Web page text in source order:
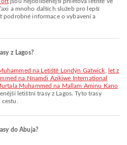
a mnoho dalších služeb pro lepší
podrobné informace o vybavení a
z Lagos?
na Letiště Londýn Gatwick
let z
na Nnamdi Azikiwe International
Muhammed na Mallam Aminu Kano
letištní trasy z Lagos. Tyto trasy
do Abuja?